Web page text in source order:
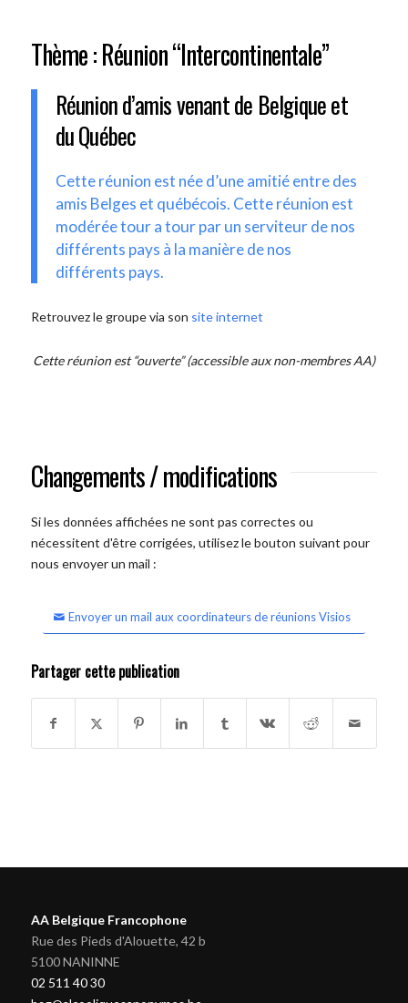
Thème : Réunion “Intercontinentale”
Réunion d’amis venant de Belgique et
du Québec
Cette réunion est née d’une amitié entre des
amis Belges et québécois. Cette réunion est
modérée tour a tour par un serviteur de nos
différents pays à la manière de nos
différents pays.
Retrouvez le groupe via son site internet
Cette réunion est “ouverte” (accessible aux non-membres AA)
Changements / modifications
Si les données affichées ne sont pas correctes ou
nécessitent d'être corrigées, utilisez le bouton suivant pour
nous envoyer un mail :
Envoyer un mail aux coordinateurs de réunions Visios
Partager cette publication
AA Belgique Francophone
Rue des Pieds d'Alouette, 42 b
5100 NANINNE
02 511 40 30